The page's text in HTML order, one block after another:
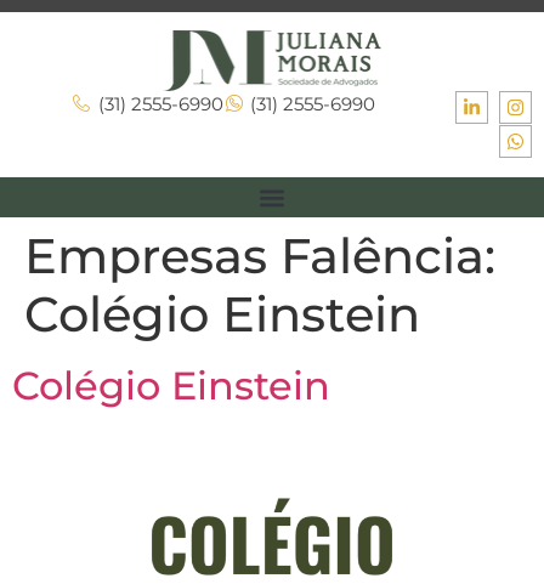
(31) 2555-6990 (31) 2555-6990
Empresas Falência:
Colégio Einstein
Colégio Einstein